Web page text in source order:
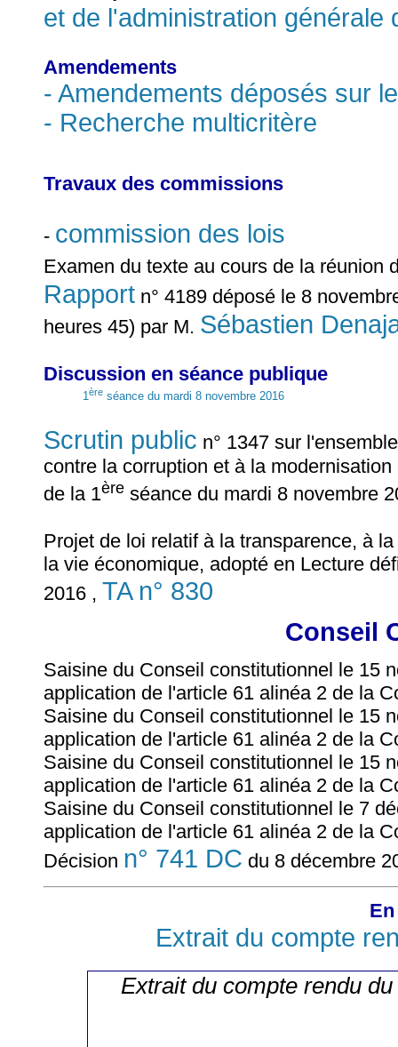
et de l'administration générale
Amendements
- Amendements déposés sur
- Recherche multicritère
Travaux des commissions
- commission des lois
Examen du texte au cours de la réunion
Rapport n° 4189 déposé le 8
heures 45) par M. Sébastien
Discussion en séance publique
1ère séance du mardi 8 novembre 2016
Scrutin public n° 1347 sur
contre la corruption et à la
de la 1ère séance du mardi 8 novembre
Projet de loi relatif à la transparence, à
la vie économique, adopté en Lecture
2016 , TA n° 830
Conseil
Saisine du Conseil constitutionnel le 15
application de l'article 61 alinéa 2 de la
Saisine du Conseil constitutionnel le 15
application de l'article 61 alinéa 2 de la
Saisine du Conseil constitutionnel le 15
application de l'article 61 alinéa 2 de la
Saisine du Conseil constitutionnel le 7
application de l'article 61 alinéa 2 de la
Décision n° 741 DC du 8 décembre
Extrait du compte
Extrait du compte rendu